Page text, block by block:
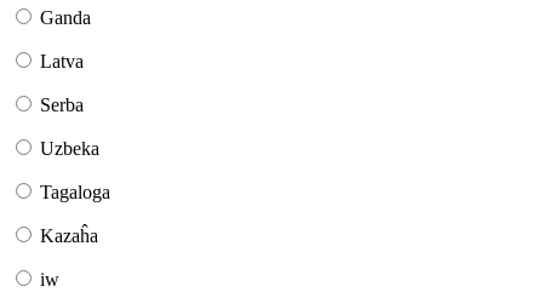
Ganda
Latva
Serba
Uzbeka
Tagaloga
Kazaĥa
iw